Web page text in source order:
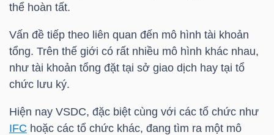
thể hoàn tất.
Vấn đề tiếp theo liên quan đến mô hình tài khoản
tổng. Trên thế giới có rất nhiều mô hình khác nhau,
như tài khoản tổng đặt tại sở giao dịch hay tại tổ
chức lưu ký.
Hiện nay VSDC, đặc biệt cùng với các tổ chức như
IFC hoặc các tổ chức khác, đang tìm ra một mô
TRÁI
PHIẾU
CÔNG
CỤ